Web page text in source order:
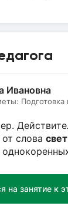
Ивановна
слова свет
на занятие к